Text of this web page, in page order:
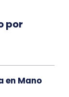
por
en Mano